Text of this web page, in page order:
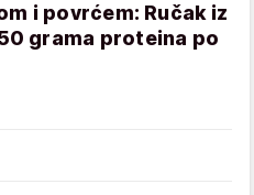
i povrćem: Ručak iz
grama proteina po